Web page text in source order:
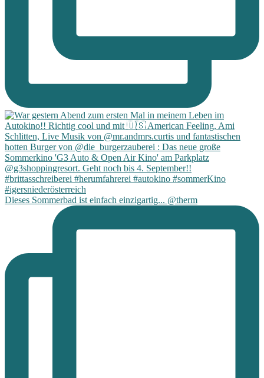
Dieses Sommerbad ist einfach einzigartig... @therm